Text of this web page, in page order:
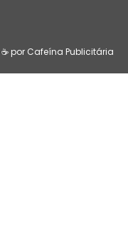
por Cafeína Publicitária